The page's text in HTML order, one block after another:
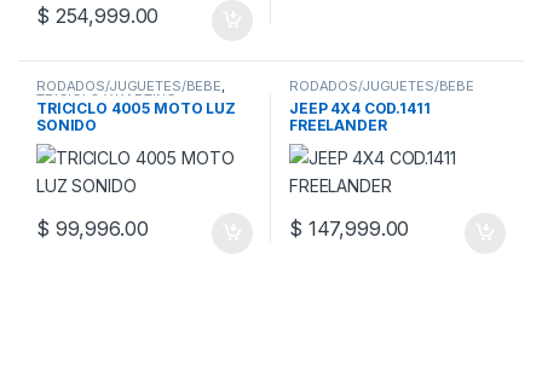
$ 254,999.00
RODADOS/JUGUETES/BEBE,
TRICICLO Y KARTING
TRICICLO 4005 MOTO LUZ
SONIDO
$ 99,996.00
RODADOS/JUGUETES/BEBE
JEEP 4X4 COD.1411
FREELANDER
$ 147,999.00